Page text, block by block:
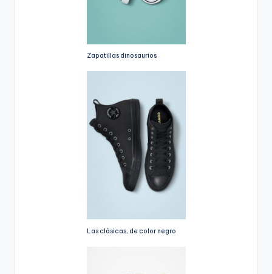
Zapatillas dinosaurios
Las clásicas, de color negro